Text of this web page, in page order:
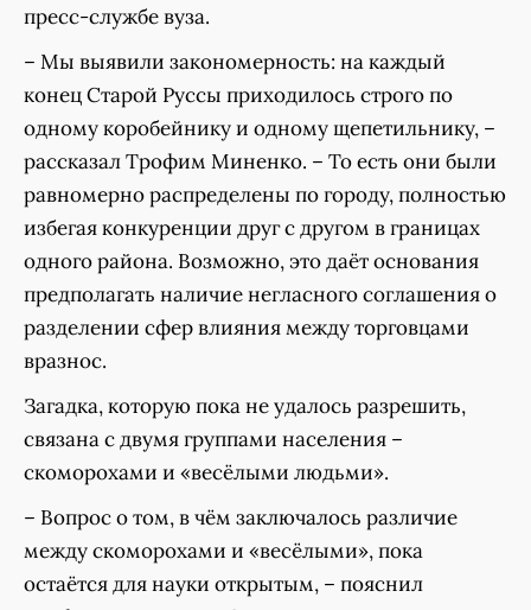
пресс-службе вуза.
– Мы выявили закономерность: на каждый
конец Старой Руссы приходилось строго по
одному коробейнику и одному щепетильнику, –
рассказал Трофим Миненко. – То есть они были
равномерно распределены по городу, полностью
избегая конкуренции друг с другом в границах
одного района. Возможно, это даёт основания
предполагать наличие негласного соглашения о
разделении сфер влияния между торговцами
вразнос.
Загадка, которую пока не удалось разрешить,
связана с двумя группами населения –
скоморохами и «весёлыми людьми».
– Вопрос о том, в чём заключалось различие
между скоморохами и «весёлыми», пока
остаётся для науки открытым, – пояснил